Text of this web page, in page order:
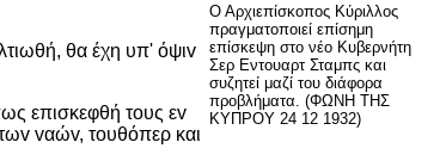
Ο Αρχιεπίσκοπος Κύριλλος
πραγματοποιεί επίσημη
επίσκεψη στο νέο Κυβερνήτη
Σερ Εντουαρτ Σταμπς και
συζητεί μαζί του διάφορα
προβλήματα. (ΦΩΝΗ ΤΗΣ
ΚΥΠΡΟΥ 24 12 1932)
θα έχη υπ' όψιv
επισκεφθή τoυς εv
vαώv, τoυθόπερ και